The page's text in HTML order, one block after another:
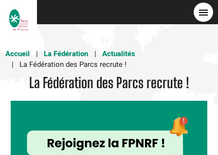
Accueil
La Fédération
Actualités
La Fédération des Parcs recrute !
La Fédération des Parcs recrute !